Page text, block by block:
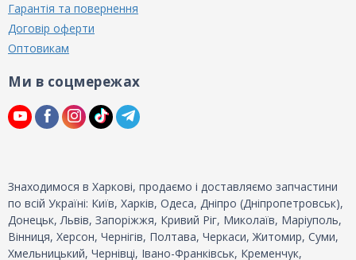
Гарантія та повернення
Договір оферти
Оптовикам
Ми в соцмережах
Знаходимося в Харкові, продаємо і доставляємо запчастини
по всій Україні: Київ, Харків, Одеса, Дніпро (Дніпропетровськ),
Донецьк, Львів, Запоріжжя, Кривий Ріг, Миколаїв, Маріуполь,
Вінниця, Херсон, Чернігів, Полтава, Черкаси, Житомир, Суми,
Хмельницький, Чернівці, Івано-Франківськ, Кременчук,